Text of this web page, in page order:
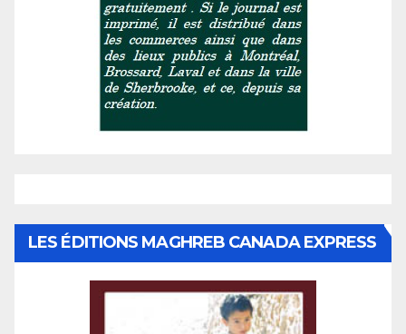
LES ÉDITIONS MAGHREB CANADA EXPRESS